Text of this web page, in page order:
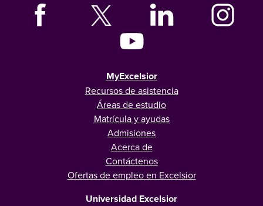
MyExcelsior
Recursos de asistencia
Áreas de estudio
Matrícula y ayudas
Admisiones
Acerca de
Contáctenos
Ofertas de empleo en Excelsior
Universidad Excelsior